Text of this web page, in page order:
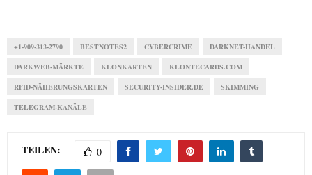
+1-909-313-2790 BESTNOTES2 CYBERCRIME DARKNET-HANDEL
DARKWEB-MÄRKTE KLONKARTEN KLONTECARDS.COM
RFID-NÄHERUNGSKARTEN SECURITY-INSIDER.DE SKIMMING
TELEGRAM-KANÄLE
TEILEN: 0